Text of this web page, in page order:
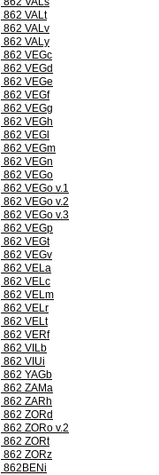
862 VALt
862 VALv
862 VALy
862 VEGc
862 VEGd
862 VEGe
862 VEGf
862 VEGg
862 VEGh
862 VEGl
862 VEGm
862 VEGn
862 VEGo
862 VEGo v.1
862 VEGo v.2
862 VEGo v.3
862 VEGp
862 VEGt
862 VEGv
862 VELa
862 VELc
862 VELm
862 VELr
862 VELt
862 VERf
862 VILb
862 VIUi
862 YAGb
862 ZAMa
862 ZARh
862 ZORd
862 ZORo v.2
862 ZORt
862 ZORz
862BENi